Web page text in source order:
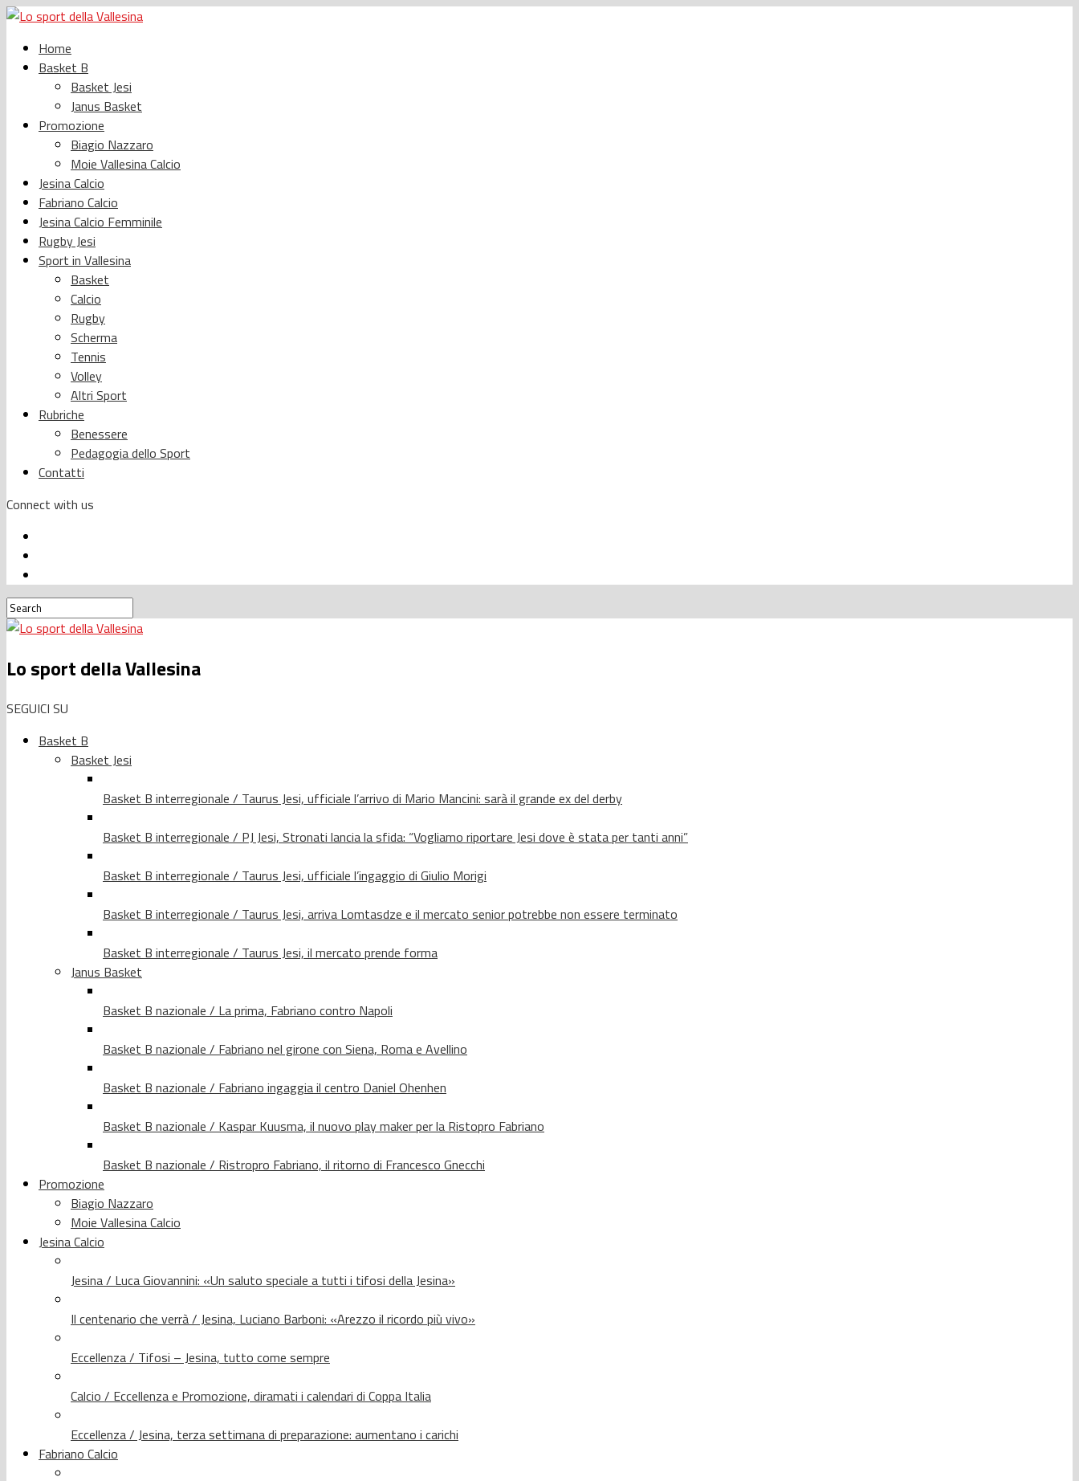
Home
Basket B
Basket Jesi
Janus Basket
Promozione
Biagio Nazzaro
Moie Vallesina Calcio
Jesina Calcio
Fabriano Calcio
Jesina Calcio Femminile
Rugby Jesi
Sport in Vallesina
Basket
Calcio
Rugby
Scherma
Tennis
Volley
Altri Sport
Rubriche
Benessere
Pedagogia dello Sport
Contatti
Connect with us
Lo sport della Vallesina
SEGUICI SU
Basket B
Basket Jesi
Basket B interregionale / Taurus Jesi, ufficiale l’arrivo di Mario Mancini: sarà il grande ex del derby
Basket B interregionale / PJ Jesi, Stronati lancia la sfida: “Vogliamo riportare Jesi dove è stata per tanti anni”
Basket B interregionale / Taurus Jesi, ufficiale l’ingaggio di Giulio Morigi
Basket B interregionale / Taurus Jesi, arriva Lomtasdze e il mercato senior potrebbe non essere terminato
Basket B interregionale / Taurus Jesi, il mercato prende forma
Janus Basket
Basket B nazionale / La prima, Fabriano contro Napoli
Basket B nazionale / Fabriano nel girone con Siena, Roma e Avellino
Basket B nazionale / Fabriano ingaggia il centro Daniel Ohenhen
Basket B nazionale / Kaspar Kuusma, il nuovo play maker per la Ristopro Fabriano
Basket B nazionale / Ristropro Fabriano, il ritorno di Francesco Gnecchi
Promozione
Biagio Nazzaro
Moie Vallesina Calcio
Jesina Calcio
Jesina / Luca Giovannini: «Un saluto speciale a tutti i tifosi della Jesina»
Il centenario che verrà / Jesina, Luciano Barboni: «Arezzo il ricordo più vivo»
Eccellenza / Tifosi – Jesina, tutto come sempre
Calcio / Eccellenza e Promozione, diramati i calendari di Coppa Italia
Eccellenza / Jesina, terza settimana di preparazione: aumentano i carichi
Fabriano Calcio